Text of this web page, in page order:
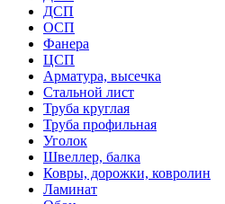
ДСП
ОСП
Фанера
ЦСП
Арматура, высечка
Стальной лист
Труба круглая
Труба профильная
Уголок
Швеллер, балка
Ковры, дорожки, ковролин
Ламинат